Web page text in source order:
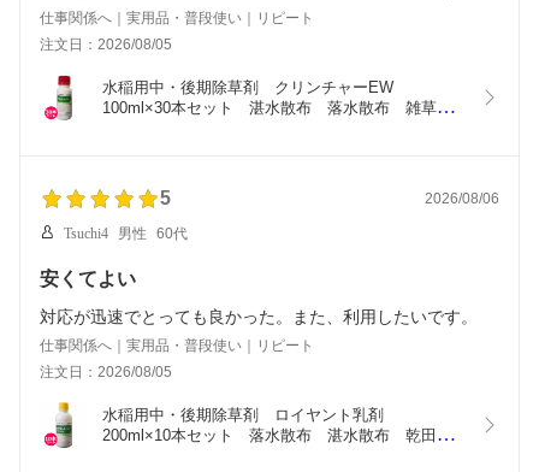
仕事関係へ｜実用品・普段使い｜リピート
注文日：2026/08/05
水稲用中・後期除草剤　クリンチャーEW
100ml×30本セット　湛水散布　落水散布　雑草茎
5 2026/08/06
Tsuchi4 男性 60代
安くてよい
対応が迅速でとっても良かった。また、利用したいです。
仕事関係へ｜実用品・普段使い｜リピート
注文日：2026/08/05
水稲用中・後期除草剤　ロイヤント乳剤
200ml×10本セット　落水散布　湛水散布　乾田・